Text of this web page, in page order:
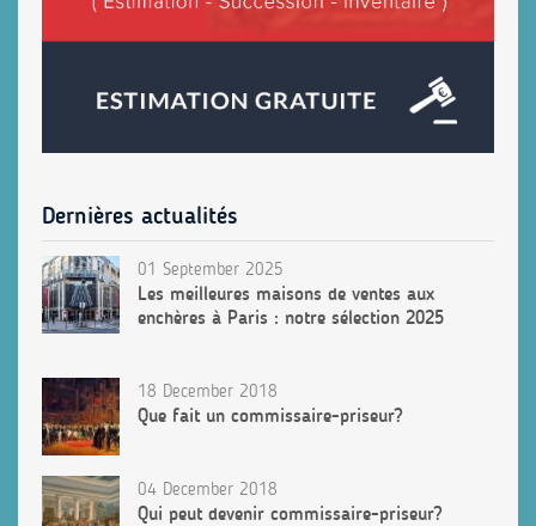
Dernières actualités
01 September 2025
Les meilleures maisons de ventes aux
enchères à Paris : notre sélection 2025
18 December 2018
Que fait un commissaire-priseur?
04 December 2018
Qui peut devenir commissaire-priseur?